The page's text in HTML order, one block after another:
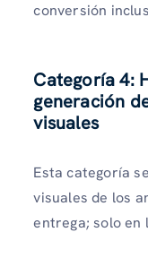
conversión
Categoría 4:
generación
visuales
Esta categoría
visuales de los
entrega; solo en